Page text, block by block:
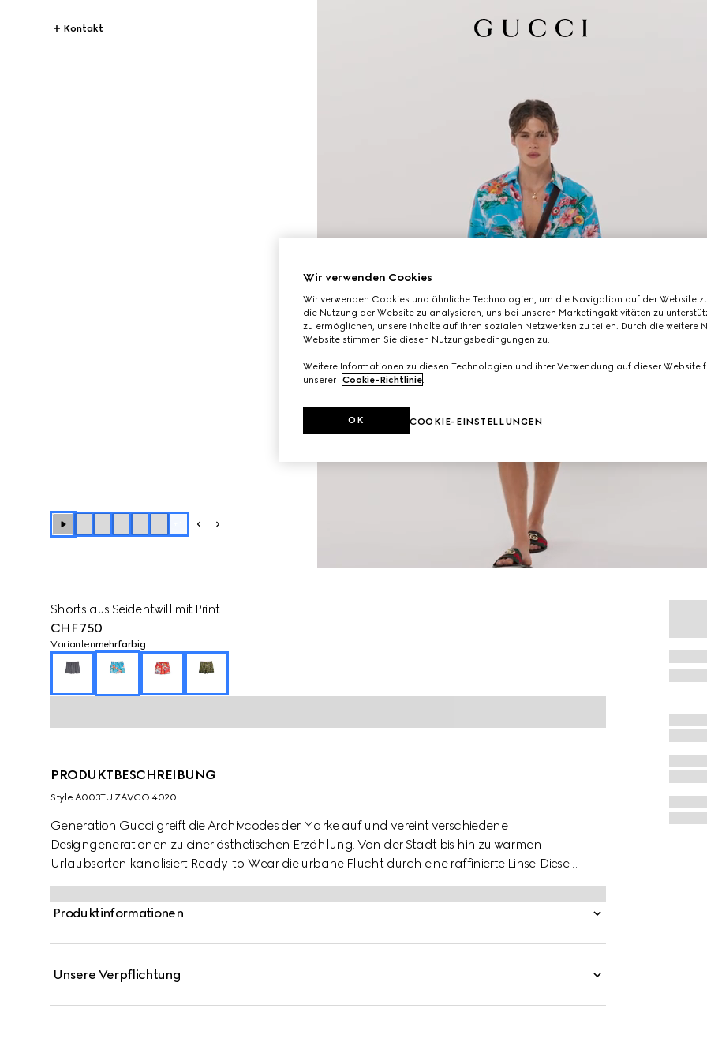
Kontakt
Shorts aus Seidentwill mit Print
CHF 750
Variantenmehrfarbig
PRODUKTBESCHREIBUNG
Style ‎A003TU ZAVCO 4020
Generation Gucci greift die Archivcodes der Marke auf und vereint verschiedene
Designgenerationen zu einer ästhetischen Erzählung. Von der Stadt bis hin zu warmen
Urlaubsorten kanalisiert Ready-to-Wear die urbane Flucht durch eine raffinierte Linse. Diese
Shorts aus Seiden-Twill sind durch einen durchgängigen Gucci Blumen-Print definiert.
Produktinformationen
Unsere Verpflichtung
Wir verwenden Cookies
Wir verwenden Cookies und ähnliche Technologien, um die Navigation auf der Website
die Nutzung der Website zu analysieren, uns bei unseren Marketingaktivitäten zu
zu ermöglichen, unsere Inhalte auf Ihren sozialen Netzwerken zu teilen. Durch die weitere
Website stimmen Sie diesen Nutzungsbedingungen zu.
Weitere Informationen zu diesen Technologien und ihrer Verwendung auf dieser Website
unserer Cookie-Richtlinie.
COOKIE-EINSTELLUNGEN
OK